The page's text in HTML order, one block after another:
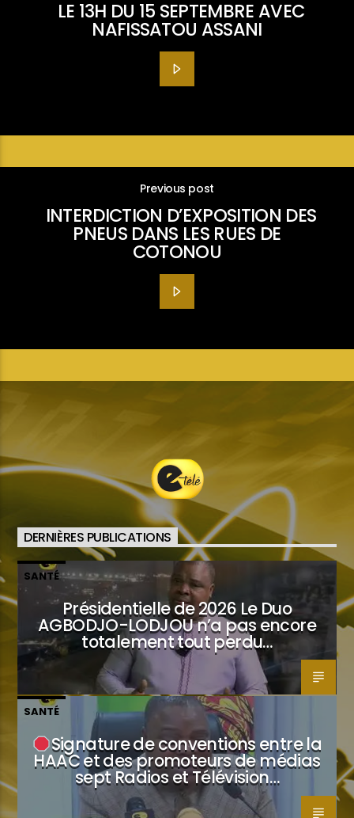
LE 13H DU 15 SEPTEMBRE AVEC
NAFISSATOU ASSANI
Previous post
INTERDICTION D’EXPOSITION DES
PNEUS DANS LES RUES DE
COTONOU
DERNIÈRES PUBLICATIONS
SANTÉ
Présidentielle de 2026 Le Duo
AGBODJO-LODJOU n’a pas encore
totalement tout perdu…
SANTÉ
Signature de conventions entre la
HAAC et des promoteurs de médias
sept Radios et Télévision…